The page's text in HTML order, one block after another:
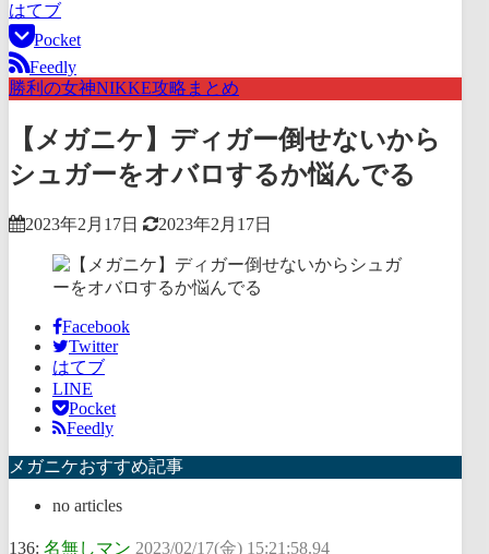
はてブ
Pocket
Feedly
勝利の女神NIKKE攻略まとめ
【メガニケ】ディガー倒せないから
シュガーをオバロするか悩んでる
2023年2月17日 2023年2月17日
Facebook
Twitter
はてブ
LINE
Pocket
Feedly
メガニケおすすめ記事
no articles
136: 名無しマン 2023/02/17(金) 15:21:58.94